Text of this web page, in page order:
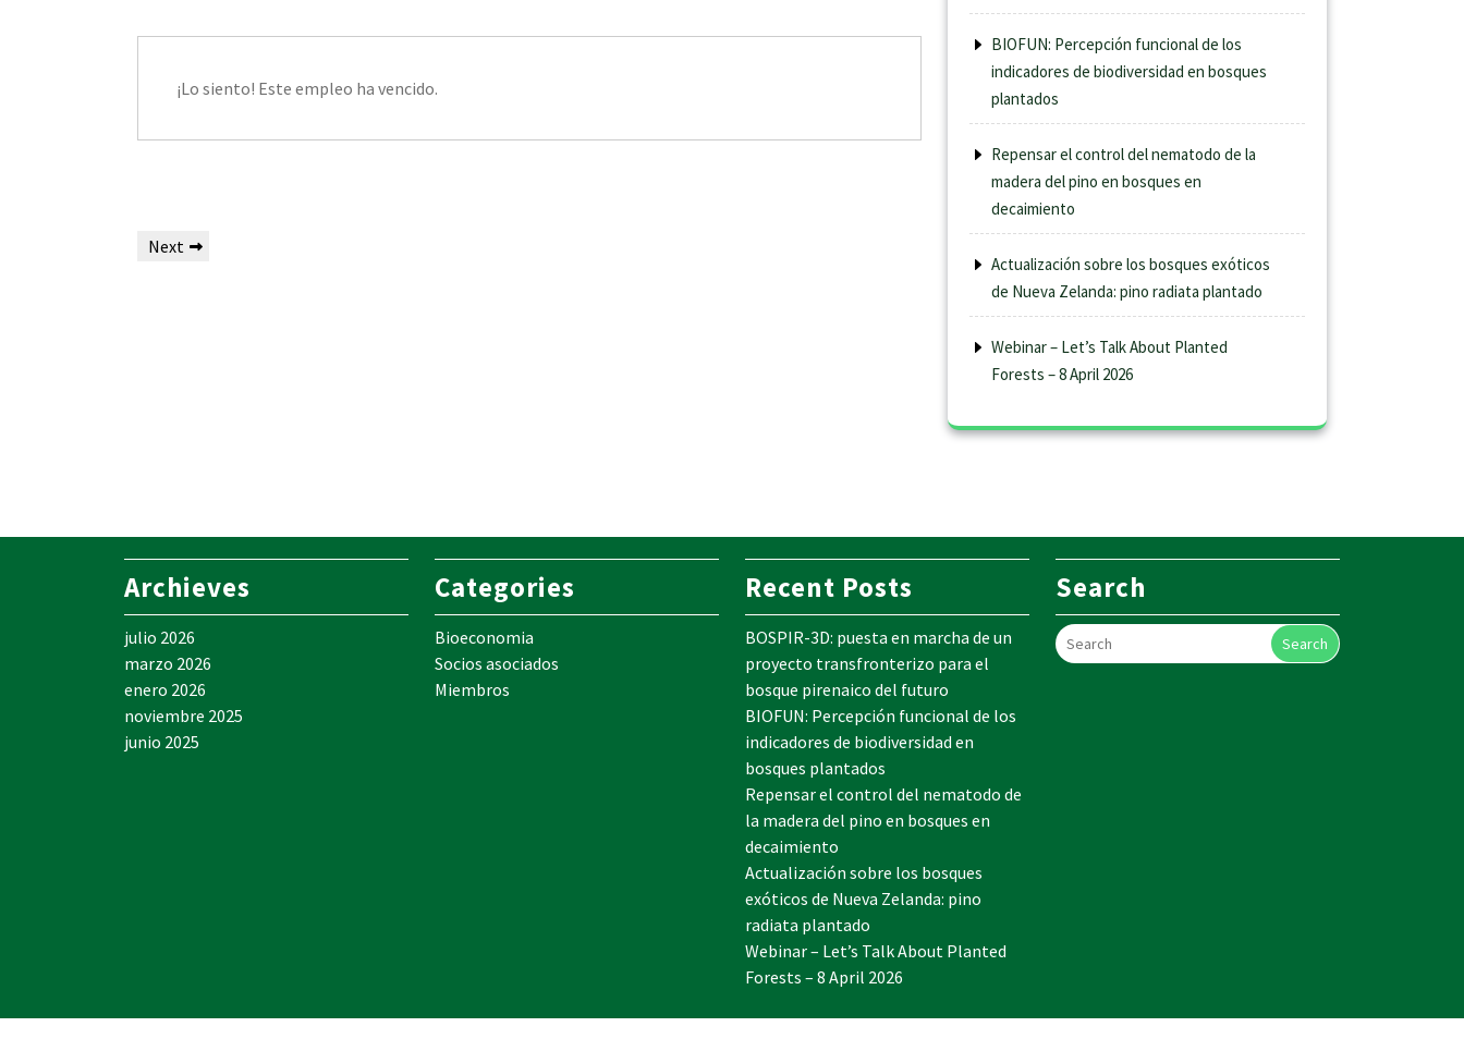
¡Lo siento! Este empleo ha vencido.
Next
BIOFUN: Percepción funcional de los
indicadores de biodiversidad en bosques
plantados
Repensar el control del nematodo de la
madera del pino en bosques en
decaimiento
Actualización sobre los bosques exóticos
de Nueva Zelanda: pino radiata plantado
Webinar – Let’s Talk About Planted
Forests – 8 April 2026
Archieves
julio 2026
marzo 2026
enero 2026
noviembre 2025
junio 2025
Categories
Bioeconomia
Socios asociados
Miembros
Recent Posts
BOSPIR-3D: puesta en marcha de un
proyecto transfronterizo para el
bosque pirenaico del futuro
BIOFUN: Percepción funcional de los
indicadores de biodiversidad en
bosques plantados
Repensar el control del nematodo de
la madera del pino en bosques en
decaimiento
Actualización sobre los bosques
exóticos de Nueva Zelanda: pino
radiata plantado
Webinar – Let’s Talk About Planted
Forests – 8 April 2026
Search
Search